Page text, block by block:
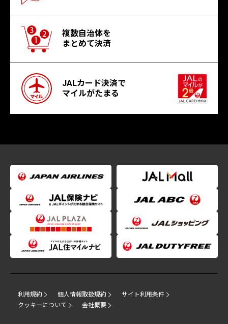
複数自治体を
まとめて決済
JALカード決済で
マイルがたまる
利用規約 個人情報取扱規約
サイト利用条件
クッキーについて
会社概要